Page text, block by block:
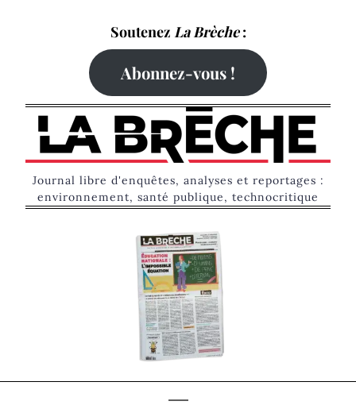
Soutenez La Brèche:
Abonnez-vous !
Journal libre d'enquêtes, analyses et reportages :
environnement, santé publique, technocritique